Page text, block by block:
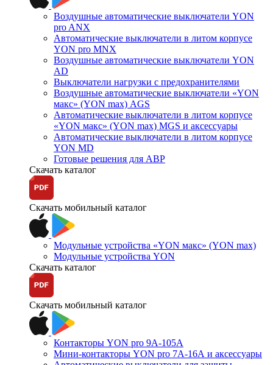
Воздушные автоматические выключатели YON
pro ANX
Автоматические выключатели в литом корпусе
YON pro MNX
Воздушные автоматические выключатели YON
AD
Выключатели нагрузки с предохранителями
Воздушные автоматические выключатели «YON
макс» (YON max) AGS
Автоматические выключатели в литом корпусе
«YON макс» (YON max) MGS и аксессуары
Автоматические выключатели в литом корпусе
YON MD
Готовые решения для АВР
Скачать каталог
Скачать мобильный каталог
Модульные устройства «YON макс» (YON max)
Модульные устройства YON
Скачать каталог
Скачать мобильный каталог
Контакторы YON pro 9А-105А
Мини-контакторы YON pro 7А-16А и аксессуары